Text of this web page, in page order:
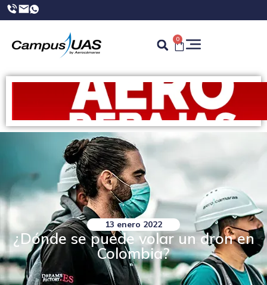
0
13 enero 2022
¿Dónde se puede volar un dron en
Colombia?